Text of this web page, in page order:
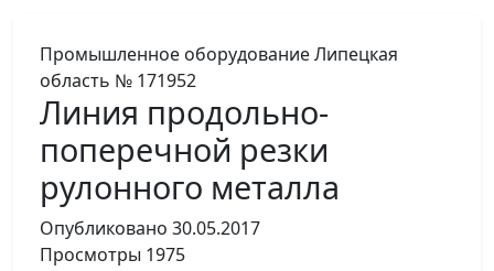
Промышленное оборудованиеЛипецкая
область № 171952
Линия продольно-
поперечной резки
рулонного металла
Опубликовано 30.05.2017
Просмотры 1975